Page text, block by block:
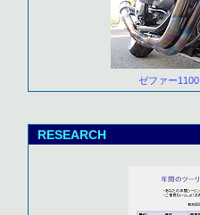
ゼファー
RESEARCH